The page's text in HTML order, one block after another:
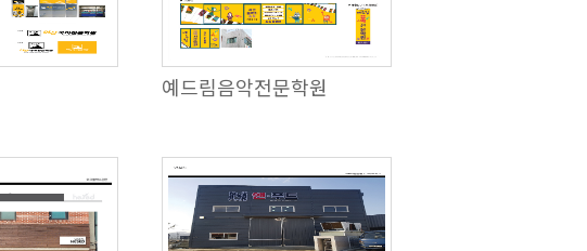
예드림음악전문학원